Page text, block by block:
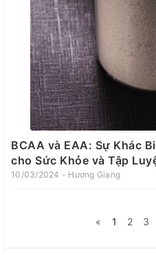
BCAA và EAA: Sự Khác
cho Sức Khỏe và Tập
10/03/2024 - Hương Giang
« 1 2 3